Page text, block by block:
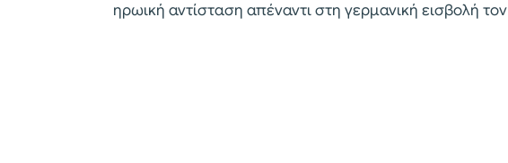
ηρωική αντίσταση απέναντι στη γερμανική εισβολή τον